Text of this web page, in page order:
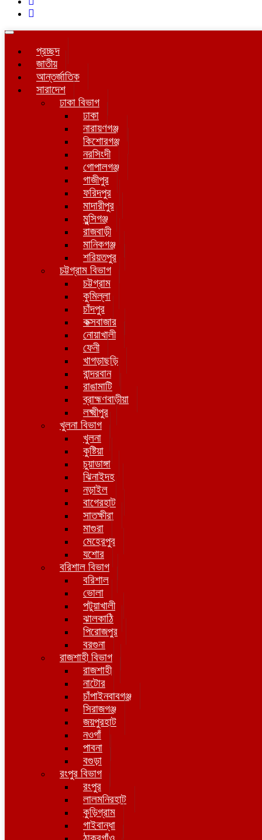
Toggle
প্রচ্ছদ
জাতীয়
আন্তর্জাতিক
সারাদেশ
ঢাকা বিভাগ
ঢাকা
নারায়ণগঞ্জ
কিশোরগঞ্জ
নরসিংদী
গোপালগঞ্জ
গাজীপুর
ফরিদপুর
মাদারীপুর
মুন্সিগঞ্জ
রাজবাড়ী
মানিকগঞ্জ
শরিয়তপুর
চট্টগ্রাম বিভাগ
চট্টগ্রাম
কুমিল্লা
চাঁদপুর
কক্সবাজার
নোয়াখালী
ফেনী
খাগড়াছড়ি
বান্দরবান
রাঙামাটি
ব্রাহ্মণবাড়ীয়া
লক্ষ্মীপুর
খুলনা বিভাগ
খুলনা
কুষ্টিয়া
চুয়াডাঙ্গা
ঝিনাইদহ
নড়াইল
বাগেরহাট
সাতক্ষীরা
মাগুরা
মেহেরপুর
যশোর
বরিশাল বিভাগ
বরিশাল
ভোলা
পটুয়াখালী
ঝালকাঠি
পিরোজপুর
বরগুনা
রাজশাহী বিভাগ
রাজশাহী
নাটোর
চাঁপাইনবাবগঞ্জ
সিরাজগঞ্জ
জয়পুরহাট
নওগাঁ
পাবনা
বগুড়া
রংপুর বিভাগ
রংপুর
লালমনিরহাট
কুড়িগ্রাম
গাইবান্ধা